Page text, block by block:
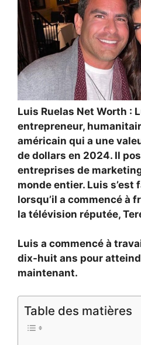
Luis Ruelas Net Worth :
entrepreneur,
américain qui a une
de dollars en 2024. Il
entreprises de
monde entier. Luis s’est
lorsqu’il a commencé à
la télévision réputée,
Luis a commencé à
dix-huit ans pour
maintenant.
Table des matières